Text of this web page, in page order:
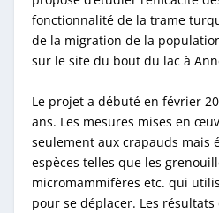
fonctionnalité de la trame
de la migration de la
sur le site du bout du lac à
Le projet a débuté en février
ans. Les mesures mises en
seulement aux crapauds mais
espèces telles que les
micromammifères etc. qui
pour se déplacer. Les